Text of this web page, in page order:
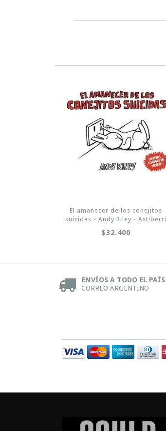
El amanecer de los conejitos
suicidas - Andy Riley - Astiberri
$32.400
ENVÍOS A TODO EL PAÍS
CORREO ARGENTINO